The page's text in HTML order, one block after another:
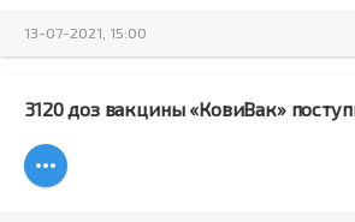
13-07-2021, 15:00
3120 доз вакцины «КовиВак»